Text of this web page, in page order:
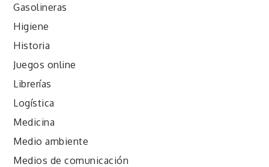
Gasolineras
Higiene
Historia
Juegos online
Librerías
Logística
Medicina
Medio ambiente
Medios de comunicación